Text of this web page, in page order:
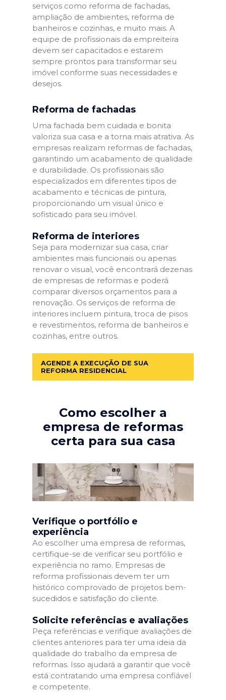
serviços como reforma de fachadas,
ampliação de ambientes, reforma de
banheiros e cozinhas, e muito mais. A
equipe de profissionais da empreiteira
devem ser capacitados e estarem
sempre prontos para transformar seu
imóvel conforme suas necessidades e
desejos.
Reforma de fachadas
Uma fachada bem cuidada e bonita
valoriza sua casa e a torna mais atrativa. As
empresas realizam reformas de fachadas,
garantindo um acabamento de qualidade
e durabilidade. Os profissionais são
especializados em diferentes tipos de
acabamento e técnicas de pintura,
proporcionando um visual único e
sofisticado para seu imóvel.
Reforma de interiores
Seja para modernizar sua casa, criar
ambientes mais funcionais ou apenas
renovar o visual, você encontrará dezenas
de empresas de reformas e poderá
comparar diversos orçamentos para a
renovação. Os serviços de reforma de
interiores incluem pintura, troca de pisos
e revestimentos, reforma de banheiros e
cozinhas, entre outros.
AGENDE A EXECUÇÃO DE SUA
REFORMA RESIDENCIAL
Como escolher a
empresa de reformas
certa para sua casa
Verifique o portfólio e
experiência
Ao escolher uma empresa de reformas,
certifique-se de verificar seu portfólio e
experiência no ramo. Empresas de
reforma profissionais devem ter um
histórico comprovado de projetos bem-
sucedidos e satisfação do cliente.
Solicite referências e avaliações
Peça referências e verifique avaliações de
clientes anteriores para ter uma ideia da
qualidade do trabalho da empresa de
reformas. Isso ajudará a garantir que você
está contratando uma empresa confiável
e competente.